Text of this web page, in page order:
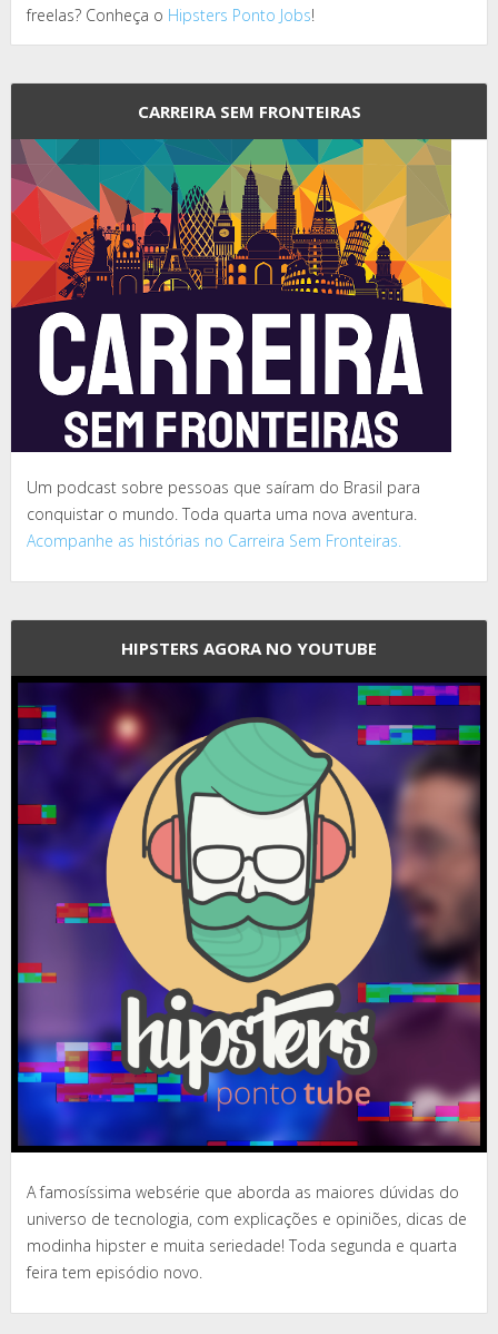
freelas? Conheça o Hipsters Ponto Jobs!
CARREIRA SEM FRONTEIRAS
Um podcast sobre pessoas que saíram do Brasil para
conquistar o mundo. Toda quarta uma nova aventura.
Acompanhe as histórias no Carreira Sem Fronteiras.
HIPSTERS AGORA NO YOUTUBE
A famosíssima websérie que aborda as maiores dúvidas do
universo de tecnologia, com explicações e opiniões, dicas de
modinha hipster e muita seriedade! Toda segunda e quarta
feira tem episódio novo.